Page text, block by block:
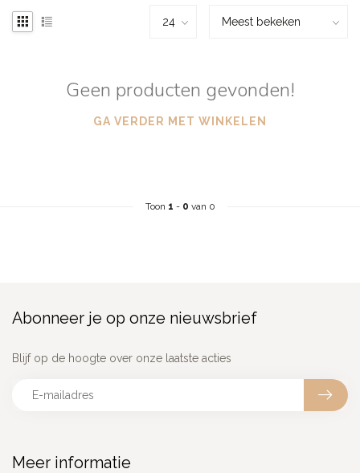
Geen producten gevonden!
GA VERDER MET WINKELEN
Toon 1 - 0 van 0
Meer informatie
Abonneer je op onze nieuwsbrief
Blijf op de hoogte over onze laatste acties